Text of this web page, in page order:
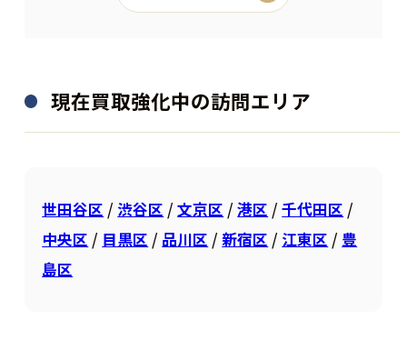
現在買取強化中の訪問エリア
世田谷区 / 渋谷区 /文京区 /港区 /千代田区 /
中央区 / 目黒区 / 品川区 /新宿区 / 江東区 / 豊
島区